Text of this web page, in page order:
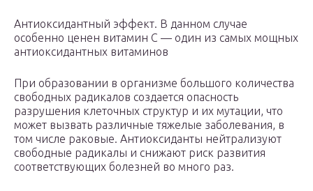
Антиоксидантный эффект. В данном случае
особенно ценен витамин С — один из самых мощных
антиоксидантных витаминов
При образовании в организме большого количества
свободных радикалов создается опасность
разрушения клеточных структур и их мутации, что
может вызвать различные тяжелые заболевания, в
том числе раковые. Антиоксиданты нейтрализуют
свободные радикалы и снижают риск развития
соответствующих болезней во много раз.